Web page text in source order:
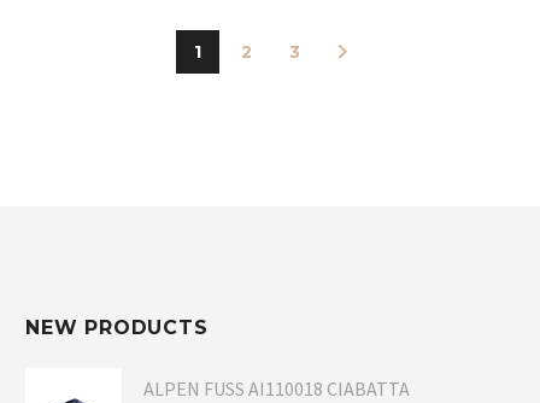
1 2 3
NEW PRODUCTS
ALPEN FUSS AI110018 CIABATTA